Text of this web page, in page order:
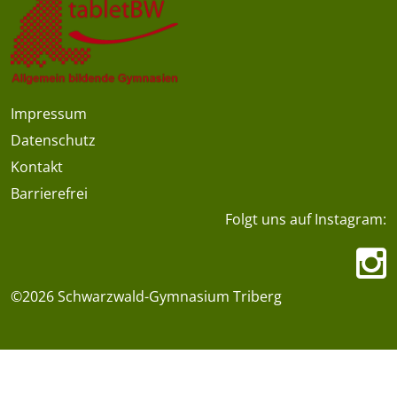
Impressum
Datenschutz
Kontakt
Barrierefrei
Folgt uns auf Instagram:
©2026 Schwarzwald-Gymnasium Triberg